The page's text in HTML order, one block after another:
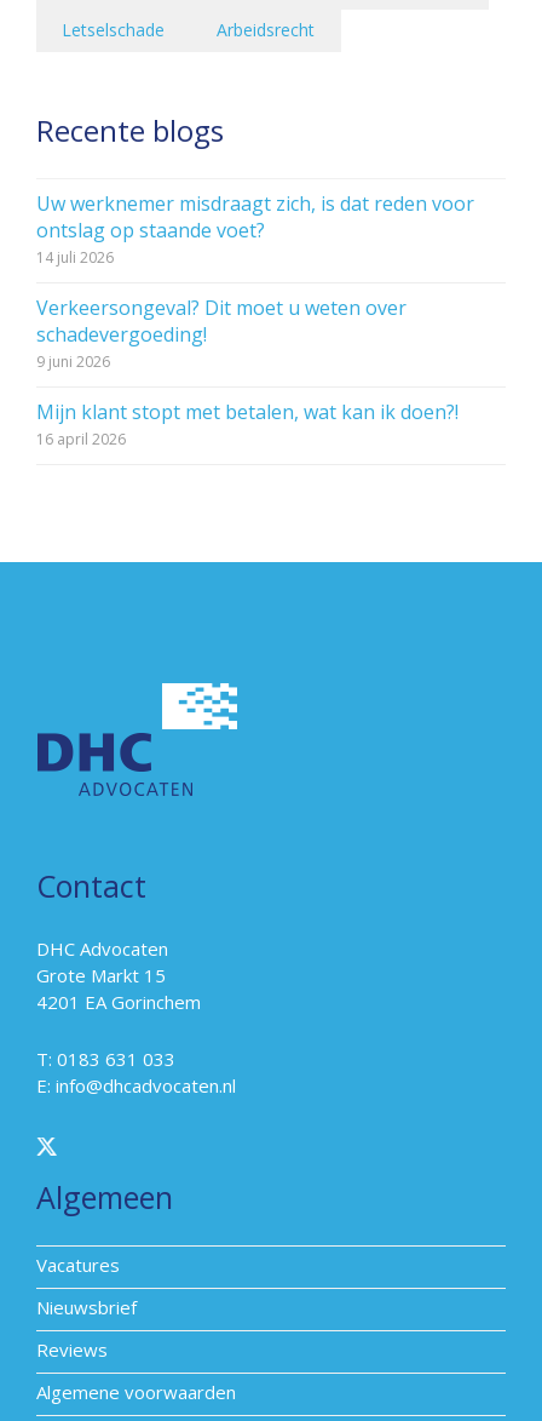
Letselschade
Arbeidsrecht
Recente blogs
Uw werknemer misdraagt zich, is dat reden voor
ontslag op staande voet?
14 juli 2026
Verkeersongeval? Dit moet u weten over
schadevergoeding!
9 juni 2026
Mijn klant stopt met betalen, wat kan ik doen?!
16 april 2026
Contact
DHC Advocaten
Grote Markt 15
4201 EA Gorinchem
T: 0183 631 033
E: info@dhcadvocaten.nl
Algemeen
Vacatures
Nieuwsbrief
Reviews
Algemene voorwaarden